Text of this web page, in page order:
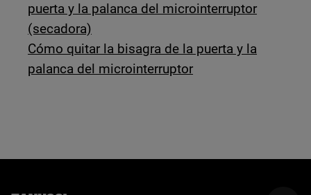
puerta y la palanca del microinterruptor
(secadora)
Cómo quitar la bisagra de la puerta y la
palanca del microinterruptor